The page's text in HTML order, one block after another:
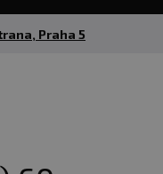
Praha 5